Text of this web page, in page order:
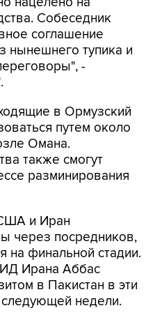
Собеседник
соглашение
нынешнего тупика и
-
в Ормузский
путем около
Омана.
также смогут
разминирования
и Иран
через посредников,
на финальной стадии.
Ирана Аббас
в Пакистан в эти
недели.